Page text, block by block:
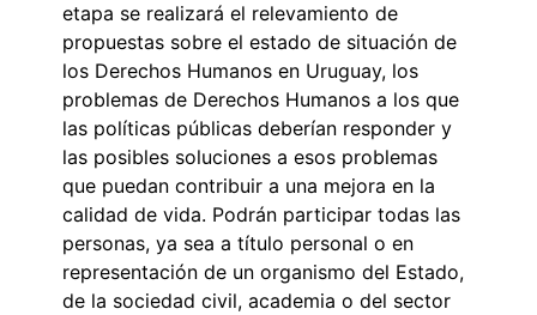
etapa se realizará el relevamiento de
propuestas sobre el estado de situación de
los Derechos Humanos en Uruguay, los
problemas de Derechos Humanos a los que
las políticas públicas deberían responder y
las posibles soluciones a esos problemas
que puedan contribuir a una mejora en la
calidad de vida. Podrán participar todas las
personas, ya sea a título personal o en
representación de un organismo del Estado,
de la sociedad civil, academia o del sector